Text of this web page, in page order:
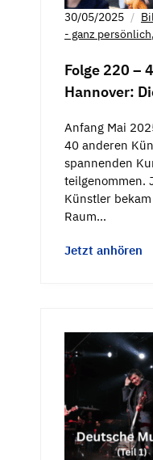
30/05/2025
- ganz persönlich,
Folge 220 –
Hannover:
Anfang Mai
40 anderen
spannenden
teilgenommen.
Künstler
Raum…
Jetzt anhören